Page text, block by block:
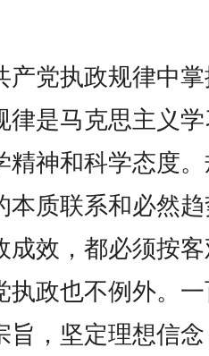
党执政规律中掌
律是马克思主义
精神和科学态度
本质联系和必然
成效，都必须按
执政也不例外。
旨，坚定理想信